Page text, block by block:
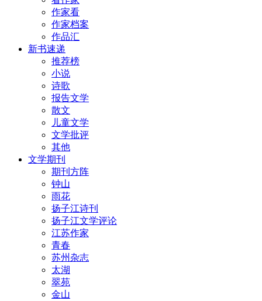
作家看
作家档案
作品汇
新书速递
推荐榜
小说
诗歌
报告文学
散文
儿童文学
文学批评
其他
文学期刊
期刊方阵
钟山
雨花
扬子江诗刊
扬子江文学评论
江苏作家
青春
苏州杂志
太湖
翠苑
金山